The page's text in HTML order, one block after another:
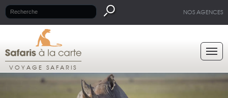
NOS AGENCES
VOYAGE SAFARIS